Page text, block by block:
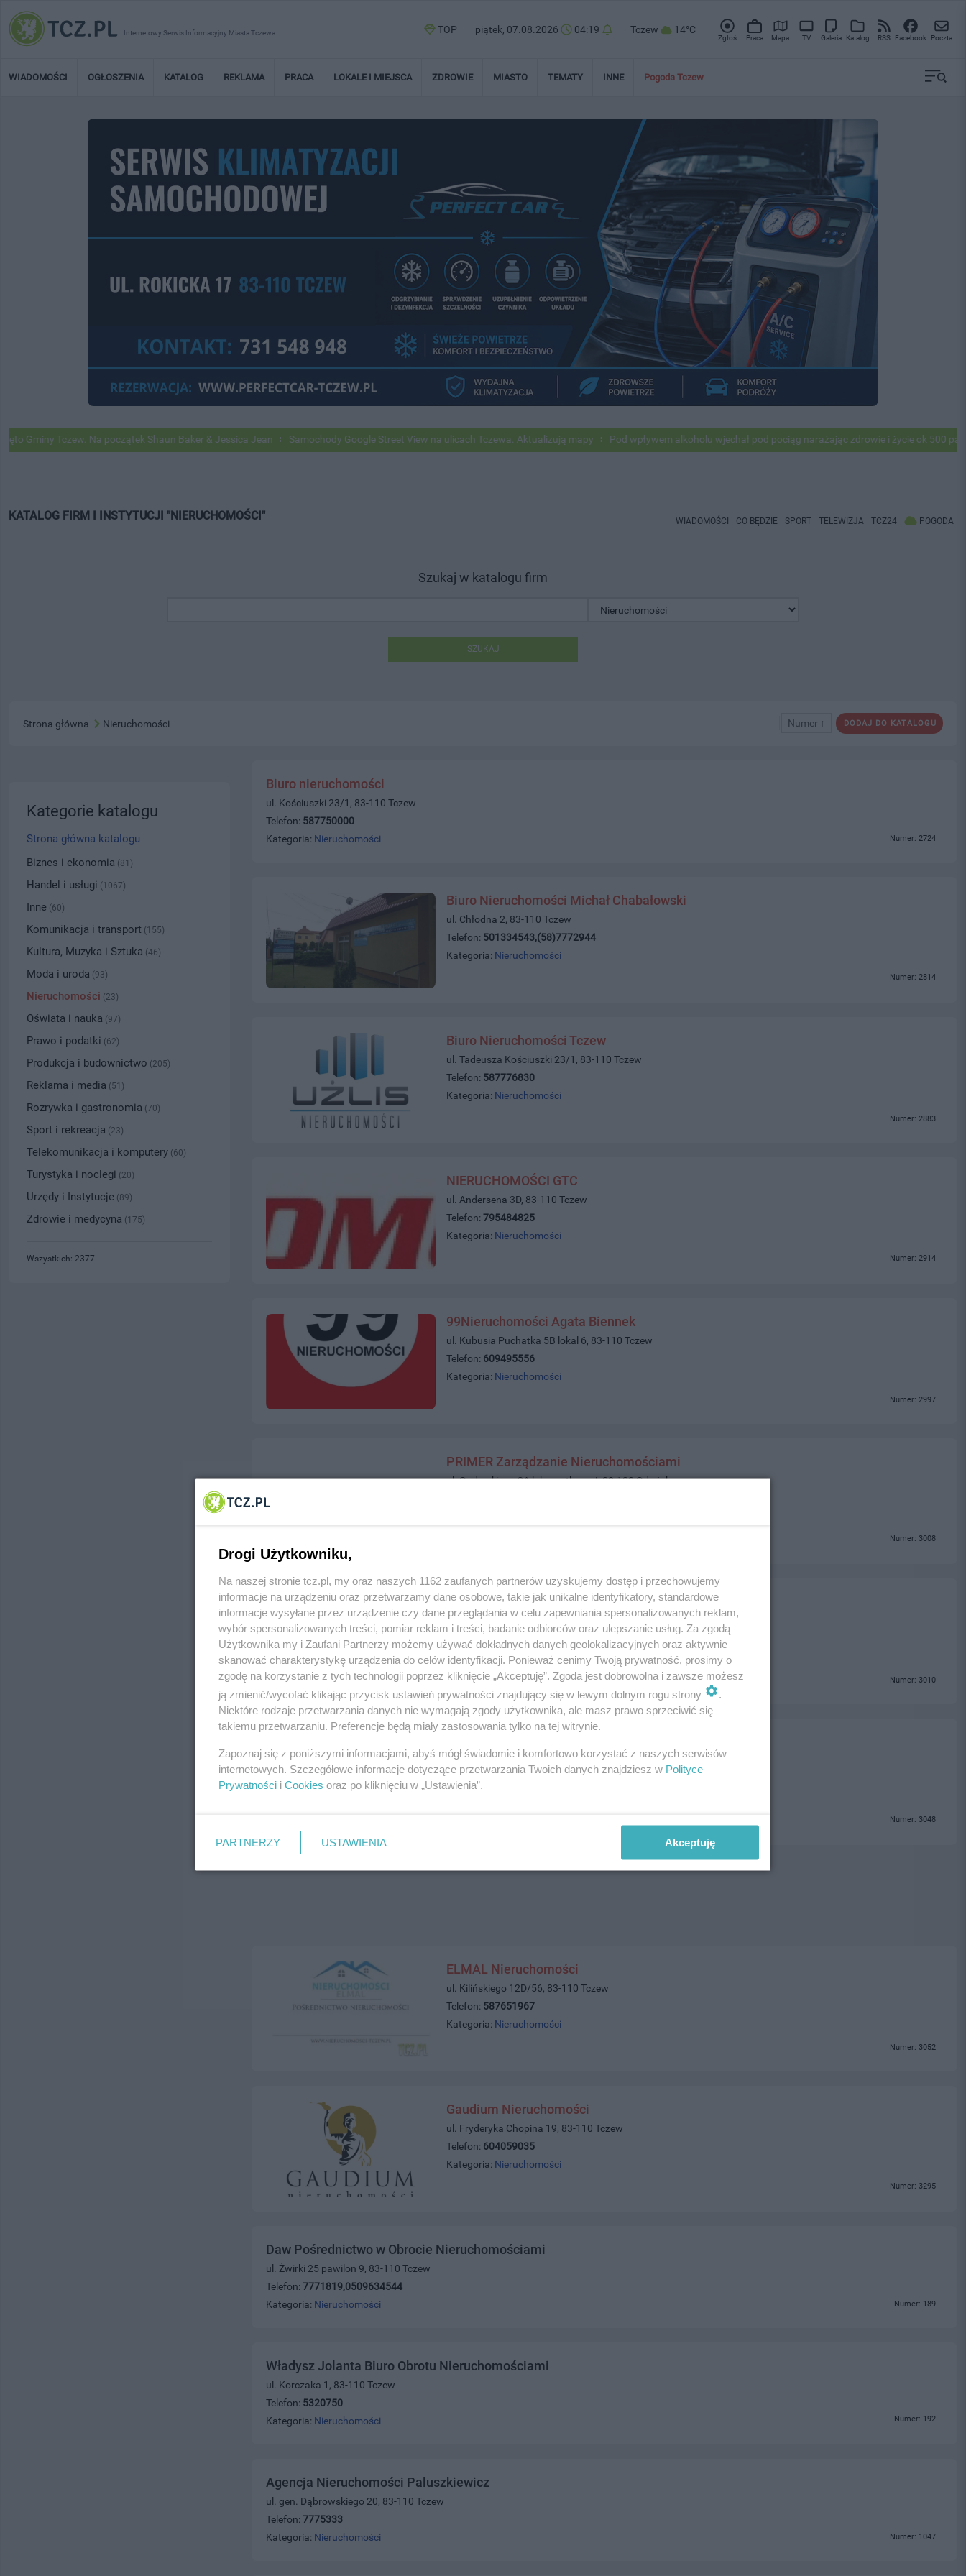
Internetowy Serwis Informacyjny Miasta Tczewa TOP piątek, 07.08.2026 04:19 Tczew 14°C
Zgłoś Praca Mapa TV Galeria Katalog RSS Facebook Poczta
WIADOMOŚCI OGŁOSZENIA KATALOG REKLAMA PRACA LOKALE I MIEJSCA ZDROWIE MIASTO TEMATY INNE Pogoda Tczew
Tczew. Na początek Shaun Baker & Jessica Jean Samochody Google Street View na ulicach Tczewa. Aktualizują mapy Pod wpływem alkoholu wjechał pod pociąg narażając zdrowie i życie ok 500 pasażerów!
KATALOG FIRM I INSTYTUCJI "NIERUCHOMOŚCI" WIADOMOŚCI CO BĘDZIE SPORT TELEWIZJA TCZ24 POGODA
Szukaj w katalogu firm
SZUKAJ
DODAJ DO KATALOGU
Numer ↑
Strona główna Nieruchomości
Biuro nieruchomości
ul. Kościuszki 23/1, 83-110 Tczew
Telefon: 587750000
Kategoria: Nieruchomości Numer: 2724
Biuro Nieruchomości Michał Chabałowski
ul. Chłodna 2, 83-110 Tczew
Telefon: 501334543,(58)7772944
Kategoria: Nieruchomości
Numer: 2814
Biuro Nieruchomości Tczew
ul. Tadeusza Kościuszki 23/1, 83-110 Tczew
Telefon: 587776830
Kategoria: Nieruchomości
Numer: 2883
NIERUCHOMOŚCI GTC
ul. Andersena 3D, 83-110 Tczew
Telefon:795484825
Kategoria: Nieruchomości
Numer: 2914
99Nieruchomości Agata Biennek
ul. Kubusia Puchatka 5B lokal 6, 83-110 Tczew
Telefon: 609495556
Kategoria: Nieruchomości
Numer: 2997
PRIMER Zarządzanie Nieruchomościami
ul. Guderskiego 2A lok. użytkowy I, 80-180 Gdańsk
Numer: 3008
Nieruchomości Tczew - Statua
ul. Armii Krajowej 86 - (vis a vis Inter Marche), 83-110 Tczew
Telefon: 730363363
Kategoria:Nieruchomości
Numer: 3010
ul. Jasińskiego 10, 83-110 Tczew
Telefon:
Numer: 3048
ELMAL Nieruchomości
ul. Kilińskiego 12D/56, 83-110 Tczew
Telefon: 587651967
Kategoria: Nieruchomości
Numer: 3052
Gaudium Nieruchomości
ul. Fryderyka Chopina 19, 83-110 Tczew
Telefon: 604059035
Kategoria: Nieruchomości
Numer: 3295
Daw Pośrednictwo w Obrocie Nieruchomościami
ul. Żwirki 25 pawilon 9, 83-110 Tczew
Telefon: 7771819,0509634544
Kategoria: Nieruchomości Numer: 189
Władysz Jolanta Biuro Obrotu Nieruchomościami
ul. Korczaka 1, 83-110 Tczew
Telefon: 5320750
Kategoria: Nieruchomości Numer: 192
Agencja Nieruchomości Paluszkiewicz
ul. gen. Dąbrowskiego 20, 83-110 Tczew
Telefon: 7775333
Kategoria: Nieruchomości Numer: 1047
Kategorie katalogu
Strona główna katalogu
Biznes i ekonomia (81)
Handel i usługi (1067)
Inne (60)
Komunikacja i transport (155)
Kultura, Muzyka i Sztuka (46)
Moda i uroda (93)
Nieruchomości (23)
Oświata i nauka (97)
Prawo i podatki (62)
Produkcja i budownictwo (205)
Reklama i media (51)
Rozrywka i gastronomia (70)
Sport i rekreacja (23)
Telekomunikacja i komputery (60)
Turystyka i noclegi (20)
Urzędy i Instytucje (89)
Zdrowie i medycyna (175)
Wszystkich: 2377
Drogi Użytkowniku,
Na naszej stronie tcz.pl, my oraz naszych 1162 zaufanych partnerów uzyskujemy dostęp i przechowujemy
informacje na urządzeniu oraz przetwarzamy dane osobowe, takie jak unikalne identyfikatory, standardowe
informacje wysyłane przez urządzenie czy dane przeglądania w celu zapewniania spersonalizowanych reklam,
wybór spersonalizowanych treści, pomiar reklam i treści, badanie odbiorców oraz ulepszanie usług. Za zgodą
Użytkownika my i Zaufani Partnerzy możemy używać dokładnych danych geolokalizacyjnych oraz aktywnie
skanować charakterystykę urządzenia do celów identyfikacji. Ponieważ cenimy Twoją prywatność, prosimy o
zgodę na korzystanie z tych technologii poprzez kliknięcie „Akceptuję”. Zgoda jest dobrowolna i zawsze możesz
ją zmienić/wycofać klikając przycisk ustawień prywatności znajdujący się w lewym dolnym rogu strony
.
Niektóre rodzaje przetwarzania danych nie wymagają zgody użytkownika, ale masz prawo sprzeciwić się
takiemu przetwarzaniu. Preferencje będą miały zastosowania tylko na tej witrynie.
Zapoznaj się z poniższymi informacjami, abyś mógł świadomie i komfortowo korzystać z naszych serwisów
internetowych. Szczegółowe informacje dotyczące przetwarzania Twoich danych znajdziesz w Polityce
Prywatności i Cookies oraz po kliknięciu w „Ustawienia”.
PARTNERZY USTAWIENIA Akceptuję